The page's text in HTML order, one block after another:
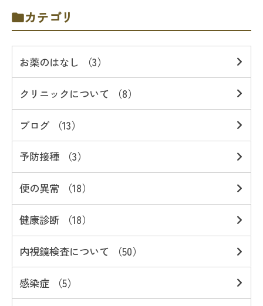
カテゴリ
お薬のはなし （3）
クリニックについて （8）
ブログ （13）
予防接種 （3）
便の異常 （18）
健康診断 （18）
内視鏡検査について （50）
感染症 （5）